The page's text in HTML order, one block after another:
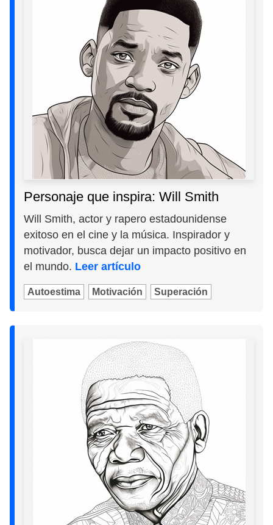
Personaje que inspira: Will Smith
Will Smith, actor y rapero estadounidense
exitoso en el cine y la música. Inspirador y
motivador, busca dejar un impacto positivo en
el mundo. Leer artículo
Autoestima Motivación Superación